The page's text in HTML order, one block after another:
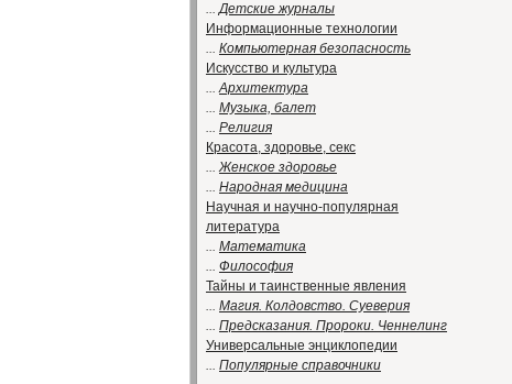
...Детские журналы
Информационные технологии
... Компьютерная безопасность
Искусство и культура
...Архитектура
... Музыка, балет
... Религия
Красота, здоровье, секс
...Женское здоровье
... Народная медицина
Научная и научно-популярная
литература
... Математика
... Философия
Тайны и таинственные явления
... Магия. Колдовство. Суеверия
... Предсказания. Пророки. Ченнелинг
Универсальные энциклопедии
... Популярные справочники